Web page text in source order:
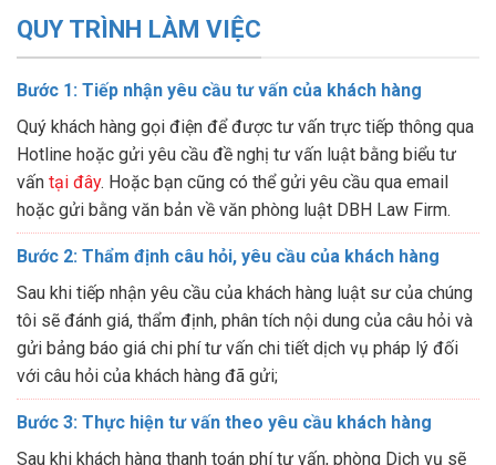
QUY TRÌNH LÀM VIỆC
Bước 1: Tiếp nhận yêu cầu tư vấn của khách hàng
Quý khách hàng gọi điện để được tư vấn trực tiếp thông qua
Hotline hoặc gửi yêu cầu đề nghị tư vấn luật bằng biểu tư
vấn tại đây. Hoặc bạn cũng có thể gửi yêu cầu qua email
hoặc gửi bằng văn bản về văn phòng luật DBH Law Firm.
Bước 2: Thẩm định câu hỏi, yêu cầu của khách hàng
Sau khi tiếp nhận yêu cầu của khách hàng luật sư của chúng
tôi sẽ đánh giá, thẩm định, phân tích nội dung của câu hỏi và
gửi bảng báo giá chi phí tư vấn chi tiết dịch vụ pháp lý đối
với câu hỏi của khách hàng đã gửi;
Bước 3: Thực hiện tư vấn theo yêu cầu khách hàng
Sau khi khách hàng thanh toán phí tư vấn, phòng Dịch vụ sẽ